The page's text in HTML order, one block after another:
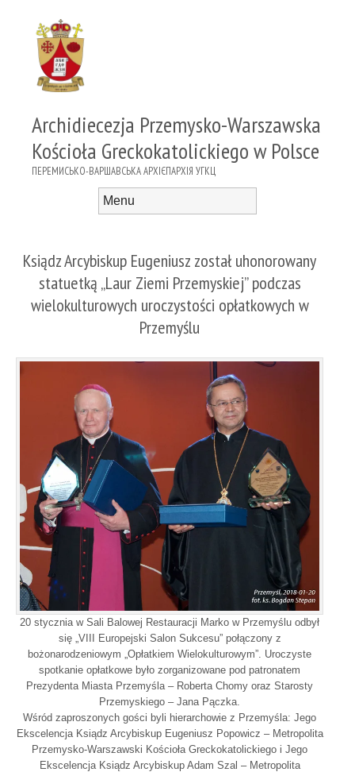
Archidiecezja Przemysko-Warszawska
Kościoła Greckokatolickiego w Polsce
ПЕРЕМИСЬКО-ВАРШАВСЬКА АРХІЄПАРХІЯ УГКЦ
Ksiądz Arcybiskup Eugeniusz został uhonorowany
statuetką „Laur Ziemi Przemyskiej” podczas
wielokulturowych uroczystości opłatkowych w
Przemyślu
20 stycznia w Sali Balowej Restauracji Marko w Przemyślu odbył
się „VIII Europejski Salon Sukcesu” połączony z
bożonarodzeniowym „Opłatkiem Wielokulturowym”. Uroczyste
spotkanie opłatkowe było zorganizowane pod patronatem
Prezydenta Miasta Przemyśla – Roberta Chomy oraz Starosty
Przemyskiego – Jana Pączka.
Wśród zaproszonych gości byli hierarchowie z Przemyśla: Jego
Ekscelencja Ksiądz Arcybiskup Eugeniusz Popowicz – Metropolita
Przemysko-Warszawski Kościoła Greckokatolickiego i Jego
Ekscelencja Ksiądz Arcybiskup Adam Szal – Metropolita